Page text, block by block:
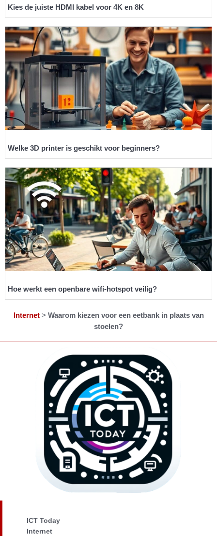
Kies de juiste HDMI kabel voor 4K en 8K
Welke 3D printer is geschikt voor beginners?
Hoe werkt een openbare wifi-hotspot veilig?
Internet> Waarom kiezen voor een eetbank in plaats van
stoelen?
ICT Today
Internet